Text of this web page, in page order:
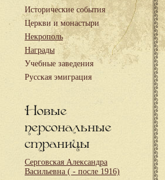
Исторические события
Церкви и монастыри
Некрополь
Награды
Учебные заведения
Русская эмиграция
Новые
персональные
страницы
Серговская Александра
Васильевна ( - после 1916)